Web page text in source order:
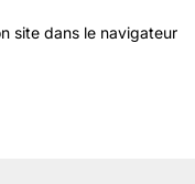
site dans le navigateur